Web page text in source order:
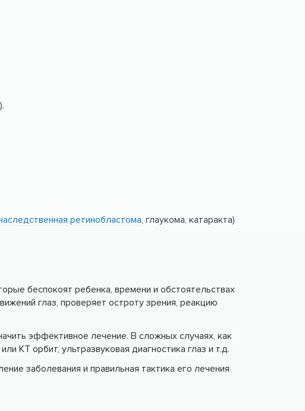
ретинобластома, глаукома, катаракта)
беспокоят ребенка, времени и обстоятельствах
глаз, проверяет остроту зрения, реакцию
эффективное лечение. В сложных случаях, как
или КТ орбит, ультразвуковая диагностика глаз и т.д.
заболевания и правильная тактика его лечения